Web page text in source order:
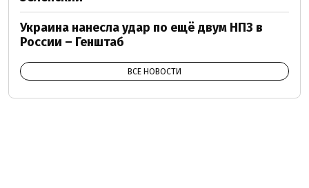
Украина нанесла удар по ещё двум НПЗ в
России – Генштаб
ВСЕ НОВОСТИ